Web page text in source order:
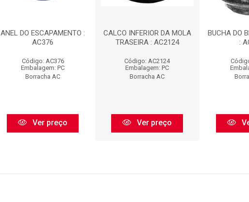
ANEL DO ESCAPAMENTO :
AC376
Código: AC376
Embalagem: PC
Borracha AC
Ver preço
CALCO INFERIOR DA MOLA
TRASEIRA : AC2124
Código: AC2124
Embalagem: PC
Borracha AC
Ver preço
BUCHA DO
: